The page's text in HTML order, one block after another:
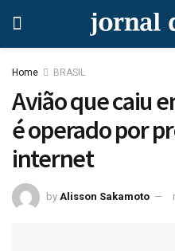
Home BRASIL
Avião que caiu
é operado por
internet
by Alisson Sakamoto